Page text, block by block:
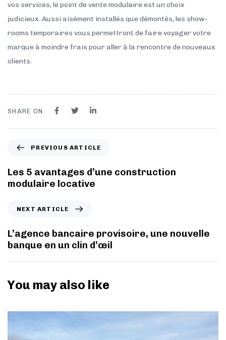
vos services, le point de vente modulaire est un choix
judicieux. Aussi aisément installés que démontés, les show-
rooms temporaires vous permettront de faire voyager votre
marque à moindre frais pour aller à la rencontre de nouveaux
clients.
SHARE ON
PREVIOUS ARTICLE
Les 5 avantages d’une construction
modulaire locative
NEXT ARTICLE
L’agence bancaire provisoire, une nouvelle
banque en un clin d’œil
You may also like